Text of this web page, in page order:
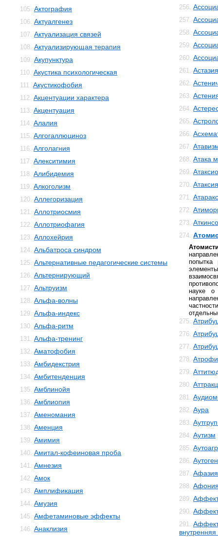
105. Актография
106. Актуалгенез
107. Актуализация связей
108. Актуализирующая терапия
109. Акупунктура
110. Акустика психологическая
111. Акустикофобия
112. Акцентуации характера
113. Акцентуация
114. Алалия
115. Алгогаллюциноз
116. Алголагния
117. Алекситимия
118. Алибидемия
119. Алкоголизм
120. Аллегоризация
121. Аллотриосмия
122. Аллотриофагия
123. Аллохейрия
124. Альбатроса синдром
125. Альтернативные педагогические системы
126. Альтернирующий
127. Альтруизм
128. Альфа-волны
129. Альфа-индекс
130. Альфа-ритм
131. Альфа-тренинг
132. Аматофобия
133. Амбидекстрия
134. Амбитенденция
135. Амблинойя
136. Амблиопия
137. Аменомания
138. Аменция
139. Амимия
140. Амитал-кофеиновая проба
141. Амнезия
142. Амок
143. Амплификация
144. Амузия
145. Амфетаминовые эффекты
146. Анаклизия
256.
257.
258.
259.
260.
261. Астазия
262.
263.
264.
265.
266.
267.
268. Атака
269.
270. Атаксия
271.
272.
273.
274.
попытка
науке о
275.
276.
277.
278.
279.
280.
281.
282. Аура
283.
284. Аутизм
285.
286.
287. Афазия
288.
289. Аффект
290.
291.